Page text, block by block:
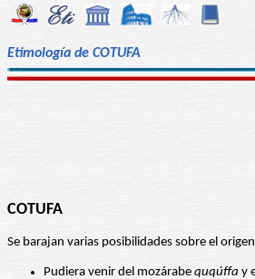
Etimología de COTUFA
COTUFA
Se barajan varias posibilidades sobre el
Pudiera venir del mozárabe quqúffa y